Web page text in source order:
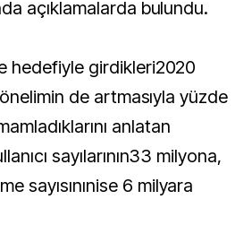
açıklamalarda bulundu.
hedefiyle girdikleri2020
de artmasıyla yüzde
anlatan
sayılarının33 milyona,
sayısınınise 6 milyara